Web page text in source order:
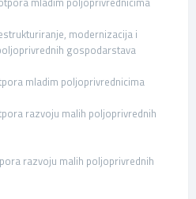
modernizacija i
gospodarstava
mladim poljoprivrednicima
razvoju malih poljoprivrednih
razvoju malih poljoprivrednih